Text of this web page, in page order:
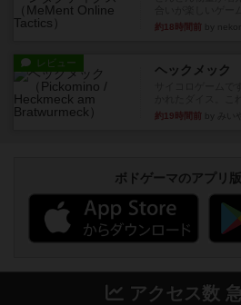
約18時間前
レビュー ヘックメック
約19時間前
ボドゲーマのアプリ
アクセス数